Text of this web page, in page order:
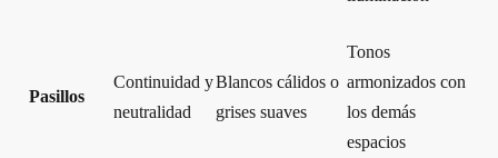
Pasillos
Continuidad y
neutralidad
Blancos cálidos o
grises suaves
Tonos
armonizados con
los demás
espacios